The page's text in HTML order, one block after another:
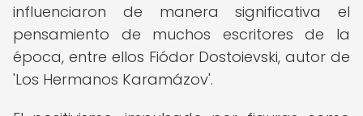
influenciaron de manera significativa el
pensamiento de muchos escritores de la
época, entre ellos Fiódor Dostoievski, autor de
'Los Hermanos Karamázov'.